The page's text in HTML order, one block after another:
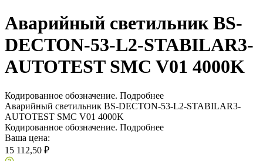
Аварийный светильник BS-
DECTON-53-L2-STABILAR3-
AUTOTEST SMC V01 4000K
Кодированное обозначение. Подробнее
Аварийный светильник BS-DECTON-53-L2-STABILAR3-
AUTOTEST SMC V01 4000K
Кодированное обозначение. Подробнее
Ваша цена:
15 112,50 ₽